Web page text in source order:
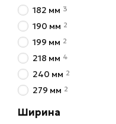
182 мм 3
190 мм 2
199 мм 2
218 мм 4
240 мм 2
279 мм 2
Ширина